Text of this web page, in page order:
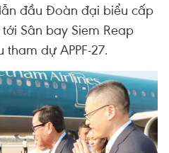
đầu Đoàn đại biểu cấp
Sân bay Siem Reap
dự APPF-27.